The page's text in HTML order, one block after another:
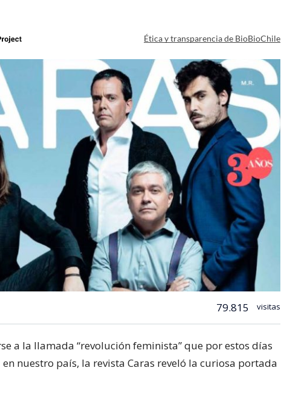
Ética y transparencia de BioBioChile
79.815 visitas
a la llamada “revolución feminista” que por estos días
nuestro país, la revista Caras reveló la curiosa portada